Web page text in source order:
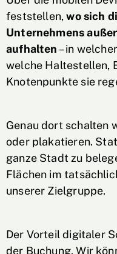
feststellen,wo sich
Unternehmens
aufhalten – in
welche Haltestellen,
Knotenpunkte sie
Genau dort schalten
oder plakatieren.
ganze Stadt zu
Flächen im
unserer Zielgruppe.
Der Vorteil digitaler
der Buchung. Wir